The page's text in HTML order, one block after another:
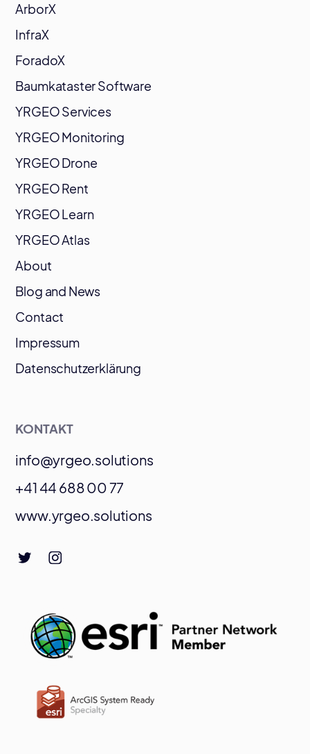
ArborX
InfraX
ForadoX
Baumkataster Software
YRGEO Services
YRGEO Monitoring
YRGEO Drone
YRGEO Rent
YRGEO Learn
YRGEO Atlas
About
Blog and News
Contact
Impressum
Datenschutzerklärung
KONTAKT
info@yrgeo.solutions
+41 44 688 00 77
www.yrgeo.solutions